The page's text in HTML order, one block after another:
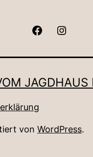
Facebook
JAGDHAUS
von WordPress.